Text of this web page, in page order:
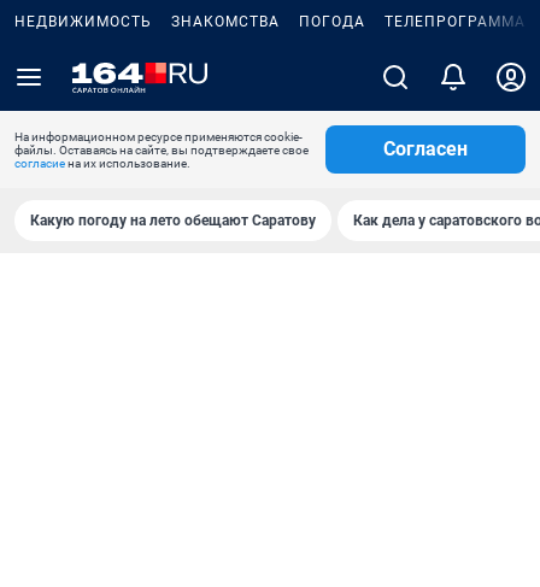
НЕДВИЖИМОСТЬ ЗНАКОМСТВА ПОГОДА ТЕЛЕПРОГРАММА
На информационном ресурсе применяются cookie-
файлы. Оставаясь на сайте, вы подтверждаете свое
согласиена их использование.
Согласен
Какую погоду на лето обещают Саратову Как дела у саратовского